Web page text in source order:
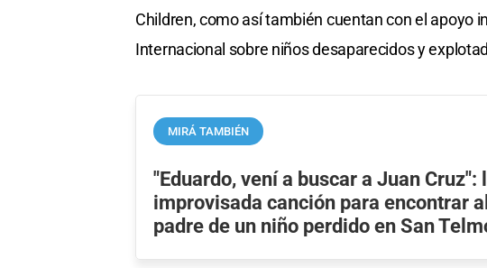
Children, como así también cuentan con el apoyo
Internacional sobre niños desaparecidos y
MIRÁ TAMBIÉN
"Eduardo, vení a buscar a Juan Cruz":
improvisada canción para encontrar al
padre de un niño perdido en San